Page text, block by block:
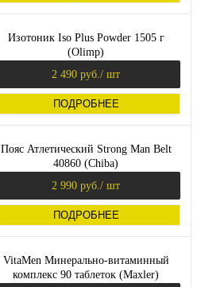
Изотоник Iso Plus Powder 1505 г
(Olimp)
2 490 руб. / шт
ПОДРОБНЕЕ
Пояс Атлетический Strong Man Belt
40860 (Chiba)
2 990 руб. / шт
ПОДРОБНЕЕ
VitaMen Минерально-витаминный
комплекс 90 таблеток (Maxler)